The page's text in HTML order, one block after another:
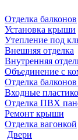
Отделка балконов
Установка крыши
Утепление под
Внешняя отделка
Внутренняя
Объединение с
Отделка
Входные
Отделка ПВХ
Ремонт крыши
Отделка вагонкой
Двери